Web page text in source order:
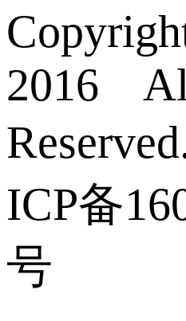
2016
ICP备
号